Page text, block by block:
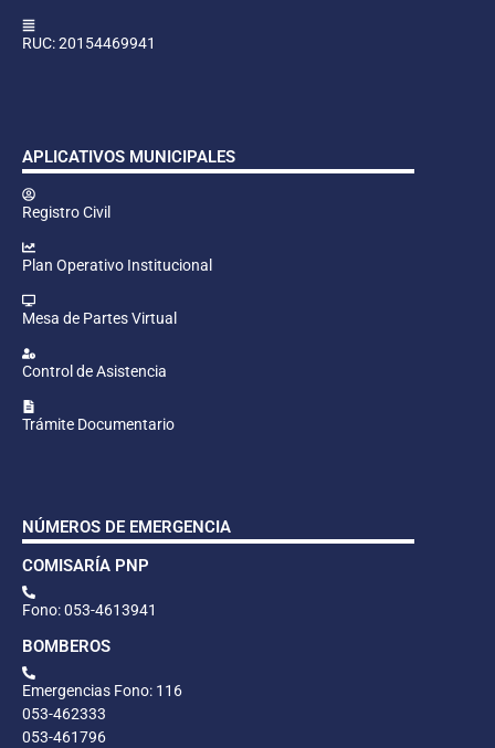
RUC: 20154469941
APLICATIVOS MUNICIPALES
Registro Civil
Plan Operativo Institucional
Mesa de Partes Virtual
Control de Asistencia
Trámite Documentario
NÚMEROS DE EMERGENCIA
COMISARÍA PNP
Fono: 053-4613941
BOMBEROS
Emergencias Fono: 116
053-462333
053-461796